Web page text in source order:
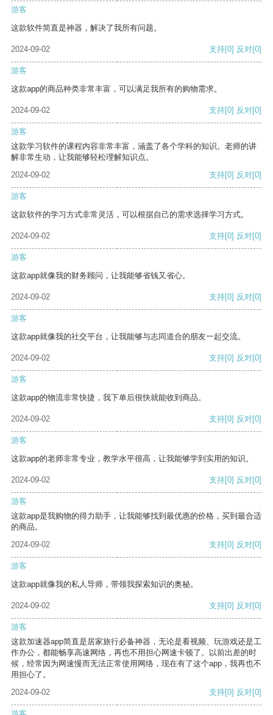
游客
这款软件简直是神器，解决了我所有问题。
2024-09-02 支持[0] 反对[0]
游客
这款app的商品种类非常丰富，可以满足我所有的购物需求。
2024-09-02 支持[0] 反对[0]
游客
这款学习软件的课程内容非常丰富，涵盖了各个学科的知识。老师的讲
解非常生动，让我能够轻松理解知识点。
2024-09-02
支持[0] 反对[0]
游客
这款软件的学习方式非常灵活，可以根据自己的需求选择学习方式。
2024-09-02 支持[0] 反对[0]
游客
这款app就像我的财务顾问，让我能够省钱又省心。
2024-09-02 支持[0] 反对[0]
游客
这款app就像我的社交平台，让我能够与志同道合的朋友一起交流。
2024-09-02 支持[0] 反对[0]
游客
这款app的物流非常快捷，我下单后很快就能收到商品。
2024-09-02 支持[0] 反对[0]
游客
这款app的老师非常专业，教学水平很高，让我能够学到实用的知识。
2024-09-02 支持[0] 反对[0]
游客
这款app是我购物的得力助手，让我能够找到最优惠的价格，买到最合适
的商品。
2024-09-02
支持[0] 反对[0]
游客
这款app就像我的私人导师，带领我探索知识的奥秘。
2024-09-02 支持[0] 反对[0]
游客
这款加速器app简直是居家旅行必备神器，无论是看视频、玩游戏还是工
作办公，都能畅享高速网络，再也不用担心网速卡顿了。以前出差的时
候，经常因为网速慢而无法正常使用网络，现在有了这个app，我再也不
用担心了。
2024-09-02
支持[0] 反对[0]